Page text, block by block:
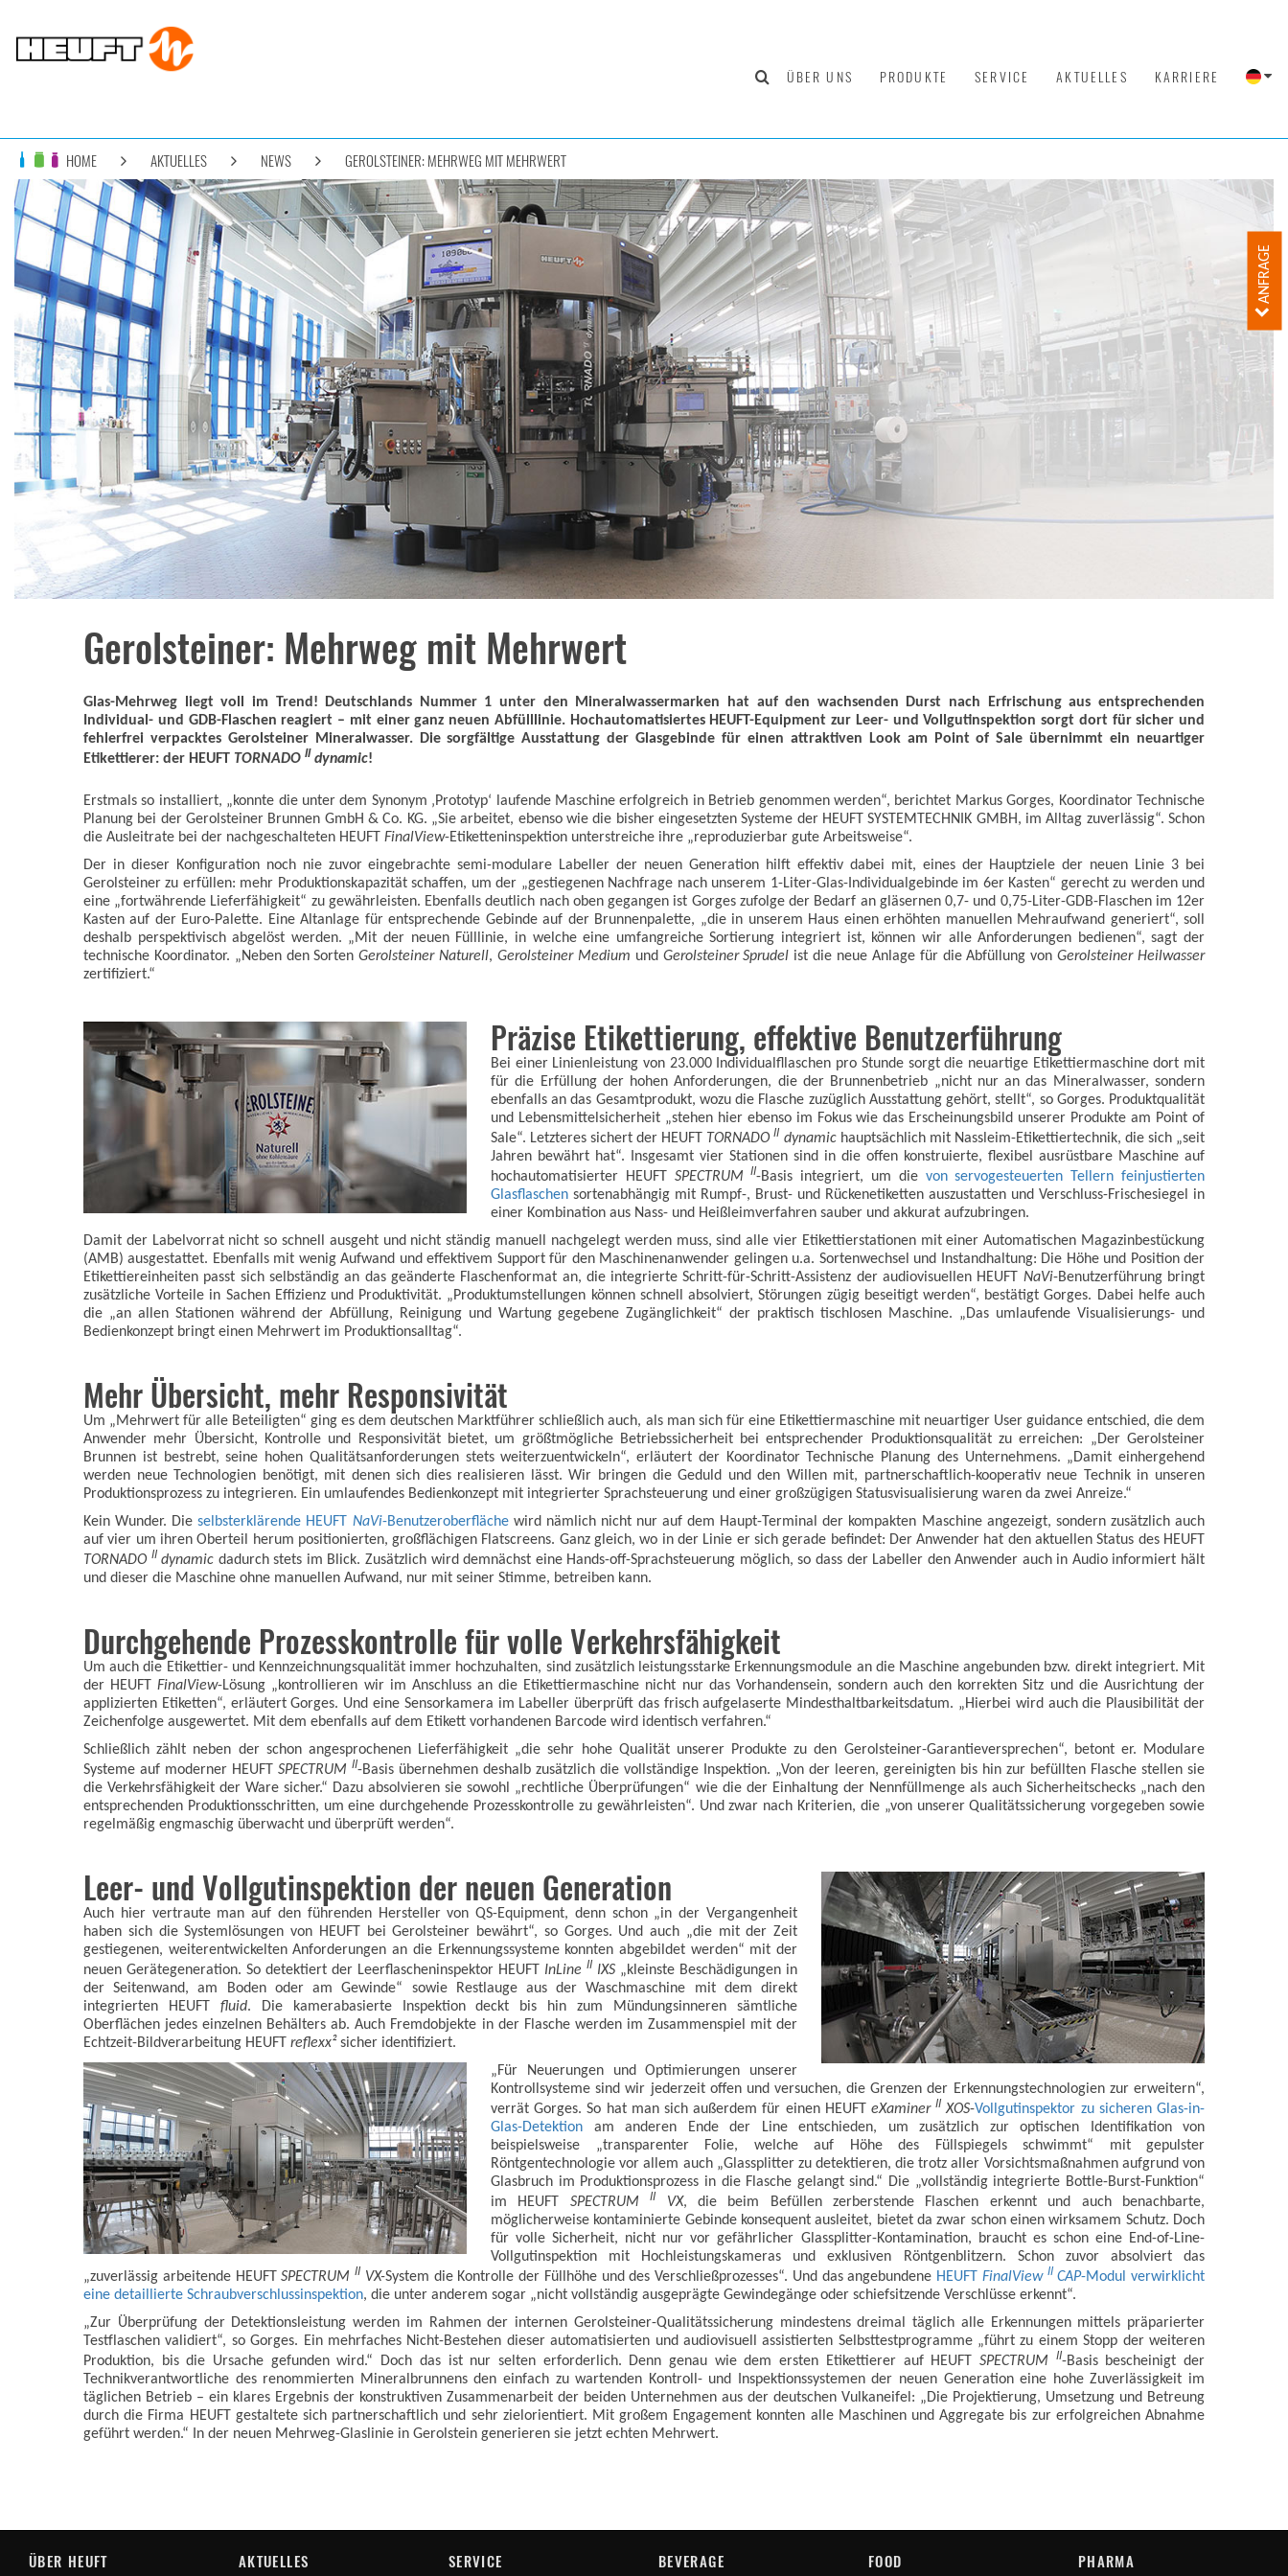
ÜBER UNS PRODUKTE SERVICE AKTUELLES KARRIERE
HOME AKTUELLES NEWS GEROLSTEINER: MEHRWEG MIT MEHRWERT
ANFRAGE
Gerolsteiner: Mehrweg mit Mehrwert
Glas-Mehrweg liegt voll im Trend! Deutschlands Nummer 1 unter den Mineralwassermarken hat auf den wachsenden Durst nach Erfrischung aus entsprechenden
Individual- und GDB-Flaschen reagiert – mit einer ganz neuen Abfülllinie. Hochautomatisiertes HEUFT-Equipment zur Leer- und Vollgutinspektion sorgt dort für sicher und
fehlerfrei verpacktes Gerolsteiner Mineralwasser. Die sorgfältige Ausstattung der Glasgebinde für einen attraktiven Look am Point of Sale übernimmt ein neuartiger
Etikettierer: der HEUFT TORNADO II dynamic!
Erstmals so installiert, „konnte die unter dem Synonym ‚Prototyp‘ laufende Maschine erfolgreich in Betrieb genommen werden“, berichtet Markus Gorges, Koordinator Technische
Planung bei der Gerolsteiner Brunnen GmbH & Co. KG. „Sie arbeitet, ebenso wie die bisher eingesetzten Systeme der HEUFT SYSTEMTECHNIK GMBH, im Alltag zuverlässig“. Schon
die Ausleitrate bei der nachgeschalteten HEUFT FinalView-Etiketteninspektion unterstreiche ihre „reproduzierbar gute Arbeitsweise“.
Der in dieser Konfiguration noch nie zuvor eingebrachte semi-modulare Labeller der neuen Generation hilft effektiv dabei mit, eines der Hauptziele der neuen Linie 3 bei
Gerolsteiner zu erfüllen: mehr Produktionskapazität schaffen, um der „gestiegenen Nachfrage nach unserem 1-Liter-Glas-Individualgebinde im 6er Kasten“ gerecht zu werden und
eine „fortwährende Lieferfähigkeit“ zu gewährleisten. Ebenfalls deutlich nach oben gegangen ist Gorges zufolge der Bedarf an gläsernen 0,7- und 0,75-Liter-GDB-Flaschen im 12er
Kasten auf der Euro-Palette. Eine Altanlage für entsprechende Gebinde auf der Brunnenpalette, „die in unserem Haus einen erhöhten manuellen Mehraufwand generiert“, soll
deshalb perspektivisch abgelöst werden. „Mit der neuen Fülllinie, in welche eine umfangreiche Sortierung integriert ist, können wir alle Anforderungen bedienen“, sagt der
technische Koordinator. „Neben den SortenGerolsteiner Naturell,Gerolsteiner Medium und Gerolsteiner Sprudel ist die neue Anlage für die Abfüllung vonGerolsteiner Heilwasser
zertifiziert.“
Präzise Etikettierung, effektive Benutzerführung
Bei einer Linienleistung von 23.000 Individualfllaschen pro Stunde sorgt die neuartige Etikettiermaschine dort mit
für die Erfüllung der hohen Anforderungen, die der Brunnenbetrieb „nicht nur an das Mineralwasser, sondern
ebenfalls an das Gesamtprodukt, wozu die Flasche zuzüglich Ausstattung gehört, stellt“, so Gorges. Produktqualität
und Lebensmittelsicherheit „stehen hier ebenso im Fokus wie das Erscheinungsbild unserer Produkte am Point of
Sale“. Letzteres sichert der HEUFT
TORNADOII dynamichauptsächlich mit Nassleim-Etikettiertechnik, die sich „seit
Jahren bewährt hat“. Insgesamt vier Stationen sind in die offen konstruierte, flexibel ausrüstbare Maschine auf
hochautomatisierter HEUFT
SPECTRUMII-Basis integriert, um die von servogesteuerten Tellern feinjustierten
Glasflaschen sortenabhängig mit Rumpf-, Brust- und Rückenetiketten auszustatten und Verschluss-Frischesiegel in
einer Kombination aus Nass- und Heißleimverfahren sauber und akkurat aufzubringen.
Damit der Labelvorrat nicht so schnell ausgeht und nicht ständig manuell nachgelegt werden muss, sind alle vier Etikettierstationen mit einer Automatischen Magazinbestückung
(AMB) ausgestattet. Ebenfalls mit wenig Aufwand und effektivem Support für den Maschinenanwender gelingen u.a. Sortenwechsel und Instandhaltung: Die Höhe und Position der
Etikettiereinheiten passt sich selbständig an das geänderte Flaschenformat an, die integrierte Schritt-für-Schritt-Assistenz der audiovisuellen HEUFT NaVi-Benutzerführung bringt
zusätzliche Vorteile in Sachen Effizienz und Produktivität. „Produktumstellungen können schnell absolviert, Störungen zügig beseitigt werden“, bestätigt Gorges. Dabei helfe auch
die „an allen Stationen während der Abfüllung, Reinigung und Wartung gegebene Zugänglichkeit“ der praktisch tischlosen Maschine. „Das umlaufende Visualisierungs- und
Bedienkonzept bringt einen Mehrwert im Produktionsalltag“.
Mehr Übersicht, mehr Responsivität
Um „Mehrwert für alle Beteiligten“ ging es dem deutschen Marktführer schließlich auch, als man sich für eine Etikettiermaschine mit neuartiger User guidance entschied, die dem
Anwender mehr Übersicht, Kontrolle und Responsivität bietet, um größtmögliche Betriebssicherheit bei entsprechender Produktionsqualität zu erreichen: „Der Gerolsteiner
Brunnen ist bestrebt, seine hohen Qualitätsanforderungen stets weiterzuentwickeln“, erläutert der Koordinator Technische Planung des Unternehmens. „Damit einhergehend
werden neue Technologien benötigt, mit denen sich dies realisieren lässt. Wir bringen die Geduld und den Willen mit, partnerschaftlich-kooperativ neue Technik in unseren
Produktionsprozess zu integrieren. Ein umlaufendes Bedienkonzept mit integrierter Sprachsteuerung und einer großzügigen Statusvisualisierung waren da zwei Anreize.“
Kein Wunder. Dieselbsterklärende HEUFT NaVi-Benutzeroberflächewird nämlich nicht nur auf dem Haupt-Terminal der kompakten Maschine angezeigt, sondern zusätzlich auch
auf vier um ihren Oberteil herum positionierten, großflächigen Flatscreens. Ganz gleich, wo in der Linie er sich gerade befindet: Der Anwender hat den aktuellen Status des HEUFT
TORNADO IIdynamic dadurch stets im Blick. Zusätzlich wird demnächst eine Hands-off-Sprachsteuerung möglich, so dass der Labeller den Anwender auch in Audio informiert hält
und dieser die Maschine ohne manuellen Aufwand, nur mit seiner Stimme, betreiben kann.
Durchgehende Prozesskontrolle für volle Verkehrsfähigkeit
Um auch die Etikettier- und Kennzeichnungsqualität immer hochzuhalten, sind zusätzlich leistungsstarke Erkennungsmodule an die Maschine angebunden bzw. direkt integriert. Mit
der HEUFTFinalView-Lösung „kontrollieren wir im Anschluss an die Etikettiermaschine nicht nur das Vorhandensein, sondern auch den korrekten Sitz und die Ausrichtung der
applizierten Etiketten“, erläutert Gorges. Und eine Sensorkamera im Labeller überprüft das frisch aufgelaserte Mindesthaltbarkeitsdatum. „Hierbei wird auch die Plausibilität der
Zeichenfolge ausgewertet. Mit dem ebenfalls auf dem Etikett vorhandenen Barcode wird identisch verfahren.“
Schließlich zählt neben der schon angesprochenen Lieferfähigkeit „die sehr hohe Qualität unserer Produkte zu den Gerolsteiner-Garantieversprechen“, betont er. Modulare
Systeme auf moderner HEUFT
SPECTRUM II-Basis übernehmen deshalb zusätzlich die vollständige Inspektion. „Von der leeren, gereinigten bis hin zur befüllten Flasche stellen sie
die Verkehrsfähigkeit der Ware sicher.“ Dazu absolvieren sie sowohl „rechtliche Überprüfungen“ wie die der Einhaltung der Nennfüllmenge als auch Sicherheitschecks „nach den
entsprechenden Produktionsschritten, um eine durchgehende Prozesskontrolle zu gewährleisten“. Und zwar nach Kriterien, die „von unserer Qualitätssicherung vorgegeben sowie
regelmäßig engmaschig überwacht und überprüft werden“.
Leer- und Vollgutinspektion der neuen Generation
Auch hier vertraute man auf den führenden Hersteller von QS-Equipment, denn schon „in der Vergangenheit
haben sich die Systemlösungen von HEUFT bei Gerolsteiner bewährt“, so Gorges. Und auch „die mit der Zeit
gestiegenen, weiterentwickelten Anforderungen an die Erkennungssysteme konnten abgebildet werden“ mit der
neuen Gerätegeneration. So detektiert der Leerflascheninspektor HEUFT InLine II IXS „kleinste Beschädigungen in
der Seitenwand, am Boden oder am Gewinde“ sowie Restlauge aus der Waschmaschine mit dem direkt
integrierten HEUFT fluid. Die kamerabasierte Inspektion deckt bis hin zum Mündungsinneren sämtliche
Oberflächen jedes einzelnen Behälters ab. Auch Fremdobjekte in der Flasche werden im Zusammenspiel mit der
Echtzeit-Bildverarbeitung HEUFT reflexx² sicher identifiziert.
„Für Neuerungen und Optimierungen unserer
Kontrollsysteme sind wir jederzeit offen und versuchen, die Grenzen der Erkennungstechnologien zur erweitern“,
verrät Gorges. So hat man sich außerdem für einen HEUFT eXaminerII XOS-Vollgutinspektor zu sicherenGlas-in-
Glas-Detektion am anderen Ende der Line entschieden, um zusätzlich zur optischen Identifikation von
beispielsweise „transparenter Folie, welche auf Höhe des Füllspiegels schwimmt“ mit gepulster
Röntgentechnologie vor allem auch „Glassplitter zu detektieren, die trotz aller Vorsichtsmaßnahmen aufgrund von
Glasbruch im Produktionsprozess in die Flasche gelangt sind.“ Die „vollständig integrierte Bottle-Burst-Funktion“
im HEUFT SPECTRUMII VX, die beim Befüllen zerberstende Flaschen erkennt und auch benachbarte,
möglicherweise kontaminierte Gebinde konsequent ausleitet, bietet da zwar schon einen wirksamem Schutz. Doch
für volle Sicherheit, nicht nur vor gefährlicher Glassplitter-Kontamination, braucht es schon eine End-of-Line-
Vollgutinspektion mit Hochleistungskameras und exklusiven Röntgenblitzern. Schon zuvor absolviert das
„zuverlässig arbeitende HEUFTSPECTRUM II VX-System die Kontrolle der Füllhöhe und des Verschließprozesses“. Und das angebundene HEUFT FinalView IICAP-Modul verwirklicht
eine detaillierte Schraubverschlussinspektion, die unter anderem sogar „nicht vollständig ausgeprägte Gewindegänge oder schiefsitzende Verschlüsse erkennt“.
„Zur Überprüfung der Detektionsleistung werden im Rahmen der internen Gerolsteiner-Qualitätssicherung mindestens dreimal täglich alle Erkennungen mittels präparierter
Testflaschen validiert“, so Gorges. Ein mehrfaches Nicht-Bestehen dieser automatisierten und audiovisuell assistierten Selbsttestprogramme „führt zu einem Stopp der weiteren
Produktion, bis die Ursache gefunden wird.“ Doch das ist nur selten erforderlich. Denn genau wie dem ersten Etikettierer auf HEUFT SPECTRUM II-Basis bescheinigt der
Technikverantwortliche des renommierten Mineralbrunnens den einfach zu wartenden Kontroll- und Inspektionssystemen der neuen Generation eine hohe Zuverlässigkeit im
täglichen Betrieb – ein klares Ergebnis der konstruktiven Zusammenarbeit der beiden Unternehmen aus der deutschen Vulkaneifel: „Die Projektierung, Umsetzung und Betreung
durch die Firma HEUFT gestaltete sich partnerschaftlich und sehr zielorientiert. Mit großem Engagement konnten alle Maschinen und Aggregate bis zur erfolgreichen Abnahme
geführt werden.“ In der neuen Mehrweg-Glaslinie in Gerolstein generieren sie jetzt echten Mehrwert.
ÜBER HEUFT AKTUELLES SERVICE BEVERAGE FOOD PHARMA